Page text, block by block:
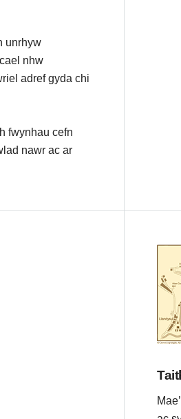
unrhyw
nhw
adref gyda chi
fwynhau cefn
nawr ac ar